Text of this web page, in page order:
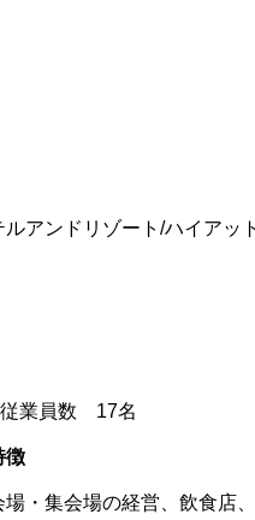
アンドリゾート/ハイアッ
業員数 17名
徴
・集会場の経営、飲食店